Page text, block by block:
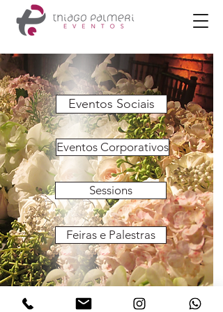
Eventos Sociais
Eventos Corporativos
Sessions
Feiras e Palestras